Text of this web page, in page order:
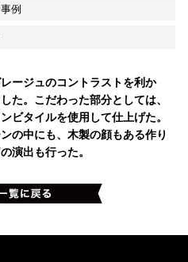
例
ージュのコントラストを利か
た。こだわった部分としては、
ビタイルを使用して仕上げた。
の中にも、木製の顔もある作り
演出も行った。